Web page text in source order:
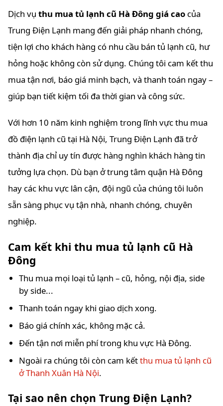
Dịch vụ thu mua tủ lạnh cũ Hà Đông giá cao của
Trung Điện Lạnh mang đến giải pháp nhanh chóng,
tiện lợi cho khách hàng có nhu cầu bán tủ lạnh cũ, hư
hỏng hoặc không còn sử dụng. Chúng tôi cam kết thu
mua tận nơi, báo giá minh bạch, và thanh toán ngay –
giúp bạn tiết kiệm tối đa thời gian và công sức.
Với hơn 10 năm kinh nghiệm trong lĩnh vực thu mua
đồ điện lạnh cũ tại Hà Nội, Trung Điện Lạnh đã trở
thành địa chỉ uy tín được hàng nghìn khách hàng tin
tưởng lựa chọn. Dù bạn ở trung tâm quận Hà Đông
hay các khu vực lân cận, đội ngũ của chúng tôi luôn
sẵn sàng phục vụ tận nhà, nhanh chóng, chuyên
nghiệp.
Cam kết khi thu mua tủ lạnh cũ Hà
Đông
Thu mua mọi loại tủ lạnh – cũ, hỏng, nội địa, side
by side...
Thanh toán ngay khi giao dịch xong.
Báo giá chính xác, không mặc cả.
Đến tận nơi miễn phí trong khu vực Hà Đông.
Ngoài ra chúng tôi còn cam kếtthu mua tủ lạnh cũ
ở Thanh Xuân Hà Nội.
Tại sao nên chọn Trung Điện Lạnh?